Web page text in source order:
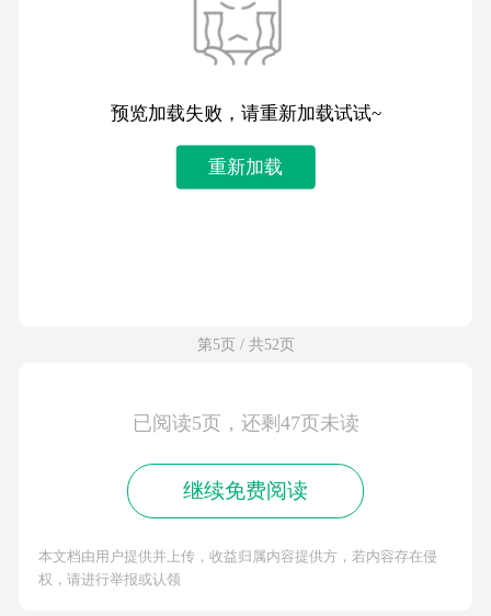
预览加载失败，请重新加载试试~
重新加载
第5页 / 共52页
已阅读5页，还剩47页未读
继续免费阅读
本文档由用户提供并上传，收益归属内容提供方，若内容存在侵
权，请进行举报或认领